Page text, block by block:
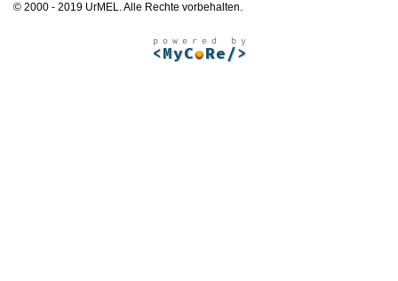
© 2000 - 2019 UrMEL. Alle Rechte vorbehalten.